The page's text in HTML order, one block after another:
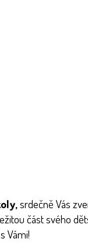
srdečně Vás
část svého
Vámi!